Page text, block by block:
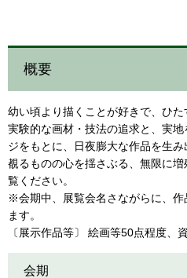
概要
幼い頃より描くことが好きで、ひた
実験的な画材・技法の追求と、実
ジをもとに、日夜膨大な作品を生み
覩るものの心を揺さぶる、無限に
覧ください。
※会期中、展覧会名さながらに、作
ます。
〔展示作品等〕 絵画等50点程度、
会期